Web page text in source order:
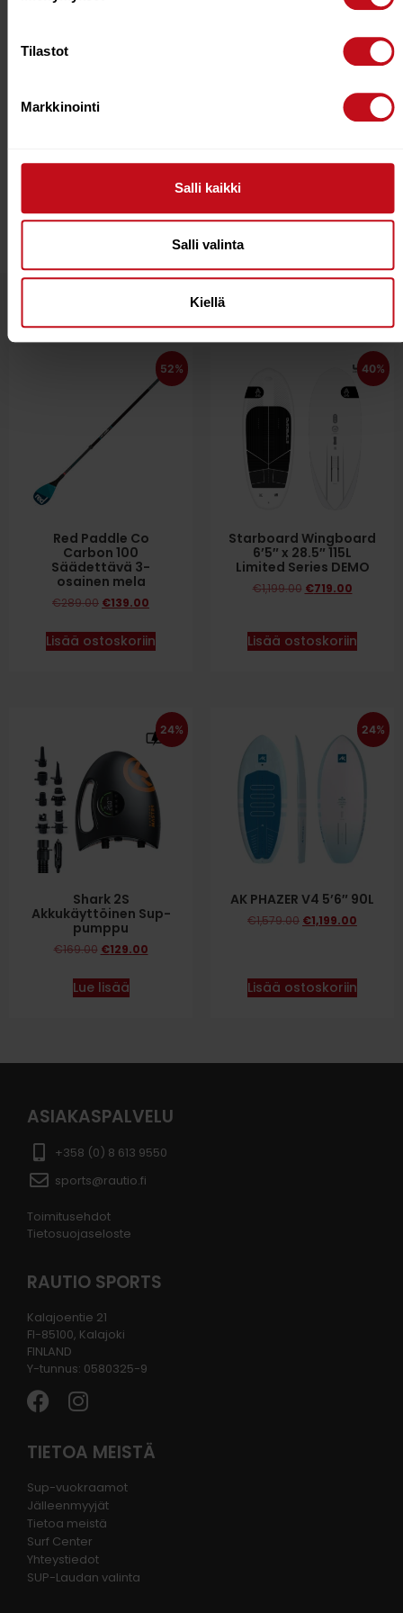
Tilastot
Markkinointi
Salli kaikki
Salli valinta
Kiellä
6’8″ 3.39 Kg
3.89 Kg
7’6″ 4.15 Kg
Tutustu myös
52%
Red Paddle Co
Carbon 100
Säädettävä 3-
osainen mela
€289.00 €139.00
Lisää ostoskoriin
40%
Starboard Wingboard
6’5″ x 28.5″ 115L
Limited Series DEMO
€1,199.00 €719.00
Lisää ostoskoriin
24%
Shark 2S
Akkukäyttöinen Sup-
pumppu
€169.00 €129.00
Lue lisää
24%
AK PHAZER V4 5’6″ 90L
€1,579.00 €1,199.00
Lisää ostoskoriin
ASIAKASPALVELU
+358 (0) 8 613 9550
sports@rautio.fi
Toimitusehdot
Tietosuojaseloste
RAUTIO SPORTS
Kalajoentie 21
FI-85100, Kalajoki
FINLAND
Y-tunnus: 0580325-9
TIETOA MEISTÄ
Sup-vuokraamot
Jälleenmyyjät
Tietoa meistä
Surf Center
Yhteystiedot
SUP-Laudan valinta